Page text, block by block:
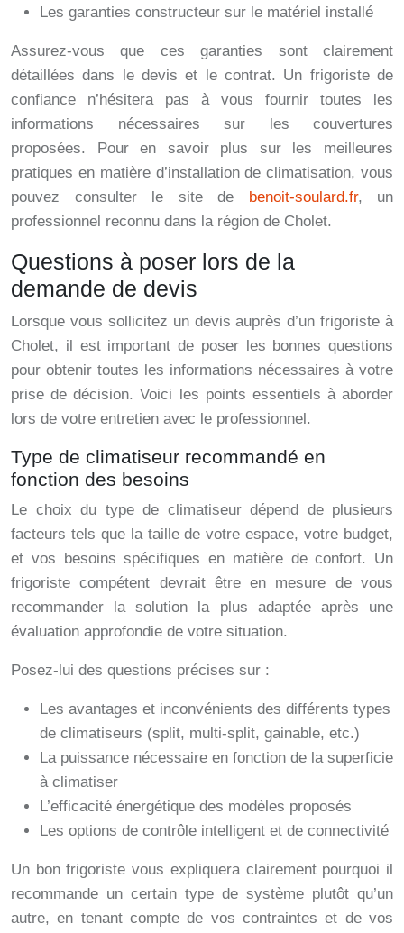
Les garanties constructeur sur le matériel installé
Assurez-vous que ces garanties sont clairement
détaillées dans le devis et le contrat. Un frigoriste de
confiance n’hésitera pas à vous fournir toutes les
informations nécessaires sur les couvertures
proposées. Pour en savoir plus sur les meilleures
pratiques en matière d’installation de climatisation, vous
pouvez consulter le site de
benoit-soulard.fr, un
professionnel reconnu dans la région de Cholet.
Questions à poser lors de la
demande de devis
Lorsque vous sollicitez un devis auprès d’un frigoriste à
Cholet, il est important de poser les bonnes questions
pour obtenir toutes les informations nécessaires à votre
prise de décision. Voici les points essentiels à aborder
lors de votre entretien avec le professionnel.
Type de climatiseur recommandé en
fonction des besoins
Le choix du type de climatiseur dépend de plusieurs
facteurs tels que la taille de votre espace, votre budget,
et vos besoins spécifiques en matière de confort. Un
frigoriste compétent devrait être en mesure de vous
recommander la solution la plus adaptée après une
évaluation approfondie de votre situation.
Posez-lui des questions précises sur :
Les avantages et inconvénients des différents types
de climatiseurs (split, multi-split, gainable, etc.)
La puissance nécessaire en fonction de la superficie
à climatiser
L’efficacité énergétique des modèles proposés
Les options de contrôle intelligent et de connectivité
Un bon frigoriste vous expliquera clairement pourquoi il
recommande un certain type de système plutôt qu’un
autre, en tenant compte de vos contraintes et de vos